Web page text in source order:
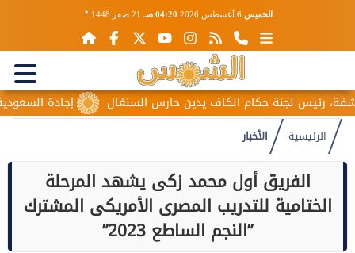
الخميس 04:20 صـ 21 صفر 1448 هـ
إجادة السعودية لجنة حكام الكاف يدين حارس السنغال
الرئيسية الأخبار
الفريق أول محمد زكى يشهد المرحلة
الختامية للتدريب المصرى الأمريكى المشترك
”النجم الساطع 2023”